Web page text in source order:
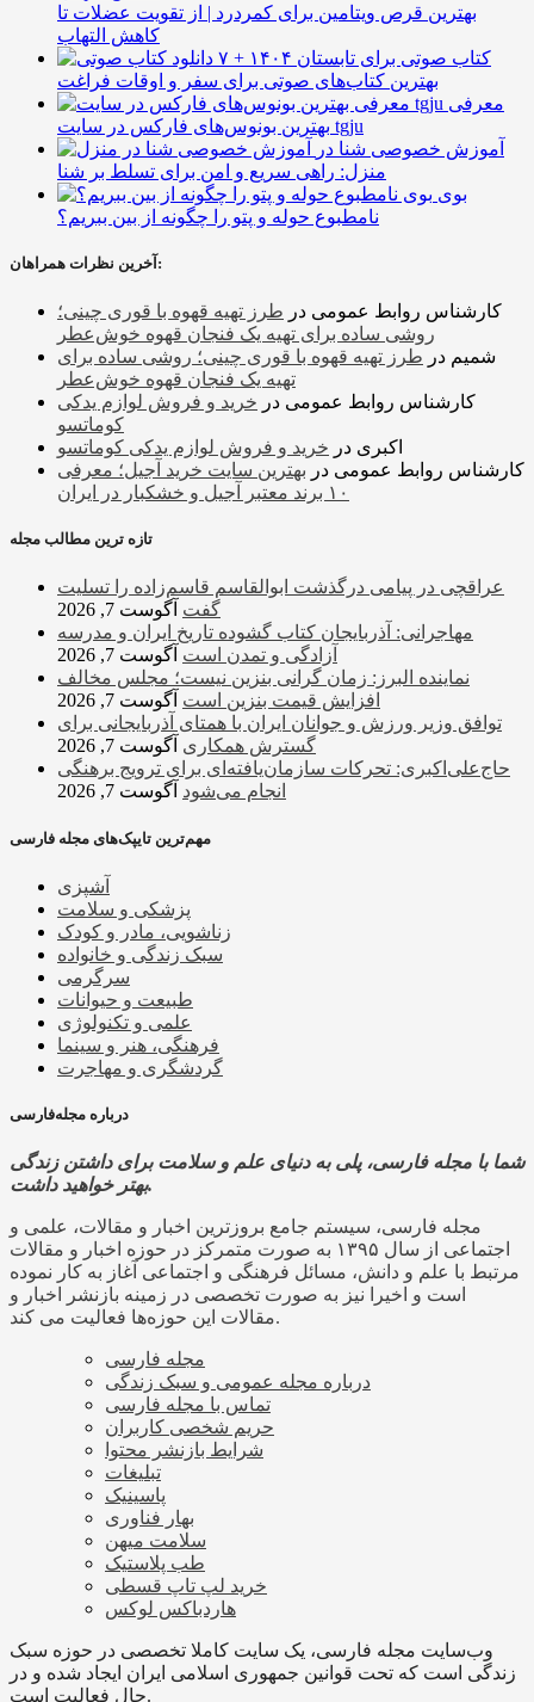
بهترین قرص ویتامین برای کمردرد | از تقویت عضلات تا
کاهش التهاب
۷ کتاب صوتی برای تابستان ۱۴۰۴ +
بهترین کتاب‌های صوتی برای سفر و اوقات فراغت
معرفی
بهترین بونوس‌های فارکس در سایت tgju
آموزش خصوصی شنا در
منزل: راهی سریع و امن برای تسلط بر شنا
بوی
نامطبوع حوله و پتو را چگونه از بین ببریم؟
آخرین نظرات همراهان:
کارشناس روابط عمومی در طرز تهیه قهوه با قوری چینی؛
روشی ساده برای تهیه یک فنجان قهوه خوش‌عطر
شمیم در طرز تهیه قهوه با قوری چینی؛ روشی ساده برای
تهیه یک فنجان قهوه خوش‌عطر
کارشناس روابط عمومی در خرید و فروش لوازم یدکی
کوماتسو
اکبری در خرید و فروش لوازم یدکی کوماتسو
کارشناس روابط عمومی در بهترین سایت خرید آجیل؛ معرفی
۱۰ برند معتبر آجیل و خشکبار در ایران
تازه ترین مطالب مجله
عراقچی در پیامی درگذشت ابوالقاسم قاسم‌زاده را تسلیت
گفت آگوست 7, 2026
مهاجرانی: آذربایجان کتاب گشوده تاریخ ایران و مدرسه
آزادگی و تمدن است آگوست 7, 2026
نماینده البرز: زمان گرانی بنزین نیست؛ مجلس مخالف
افزایش قیمت بنزین است آگوست 7, 2026
توافق وزیر ورزش و جوانان ایران با همتای آذربایجانی برای
گسترش همکاری آگوست 7, 2026
حاج‌علی‌اکبری: تحرکات سازمان‌یافته‌ای برای ترویج برهنگی
انجام می‌شود آگوست 7, 2026
مهم‌ترین تایپک‌های مجله فارسی
آشپزی
پزشکی و سلامت
زناشویی، مادر و کودک
سبک زندگی و خانواده
سرگرمی
طبیعت و حیوانات
علمی و تکنولوژی
فرهنگی، هنر و سینما
گردشگری و مهاجرت
درباره مجله‌فارسی
شما با مجله فارسی، پلی به دنیای علم و سلامت برای داشتن زندگی
بهتر خواهید داشت.
مجله فارسی، سیستم جامع بروزترین اخبار و مقالات، علمی و
اجتماعی از سال ۱۳۹۵ به صورت متمرکز در حوزه اخبار و مقالات
مرتبط با علم و دانش، مسائل فرهنگی و اجتماعی آغاز به کار نموده
است و اخیرا نیز به صورت تخصصی در زمینه بازنشر اخبار و
مقالات این حوزه‌ها فعالیت می کند.
مجله فارسی
درباره مجله عمومی و سبک زندگی
تماس با مجله فارسی
حریم شخصی کاربران
شرایط بازنشر محتوا
تبلیغات
پاسینیک
بهار فناوری
سلامت میهن
طب پلاستیک
خرید لپ تاپ قسطی
هاردباکس لوکس
وب‌سایت مجله فارسی، یک سایت کاملا تخصصی در حوزه سبک
زندگی است که تحت قوانین جمهوری اسلامی ایران ایجاد شده و در
حال فعالیت است.